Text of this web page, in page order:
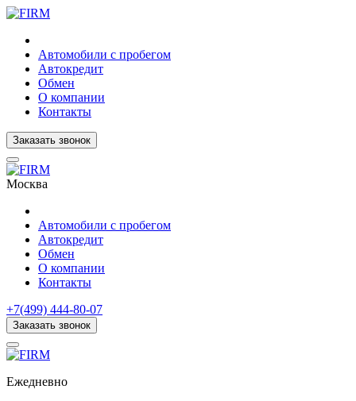
Автомобили с пробегом
Автокредит
Обмен
О компании
Контакты
Заказать звонок
Москва
Автомобили с пробегом
Автокредит
Обмен
О компании
Контакты
+7(499) 444-80-07
Заказать звонок
Ежедневно